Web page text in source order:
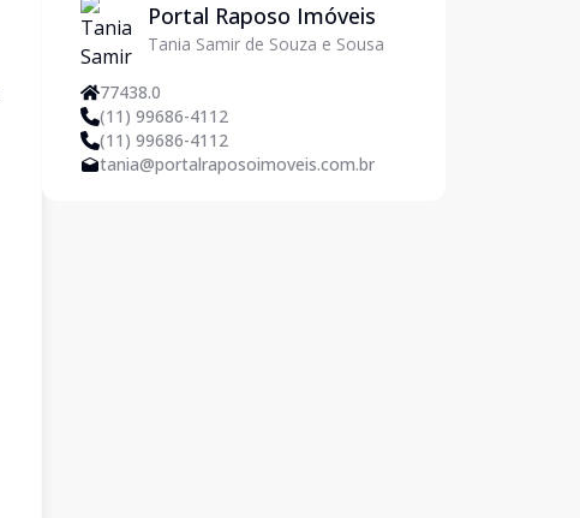
Portal Raposo Imóveis
Tania Samir de Souza e Sousa
77438.0
(11) 99686-4112
(11) 99686-4112
tania@portalraposoimoveis.com.br